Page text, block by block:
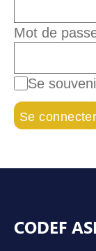
Mot de
Se
CODEF